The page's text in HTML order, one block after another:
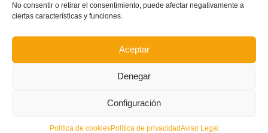
No consentir o retirar el consentimiento, puede afectar negativamente a
ciertas características y funciones.
Aceptar
Denegar
Configuración
Política de cookiesPolítica de privacidadAviso Legal
Este es el grupo de la Lliga Autonòmica Juvenil de
fútbol sala de la temporada 2026/2027
RFEF para la temporada 2026/27 se sorteará el